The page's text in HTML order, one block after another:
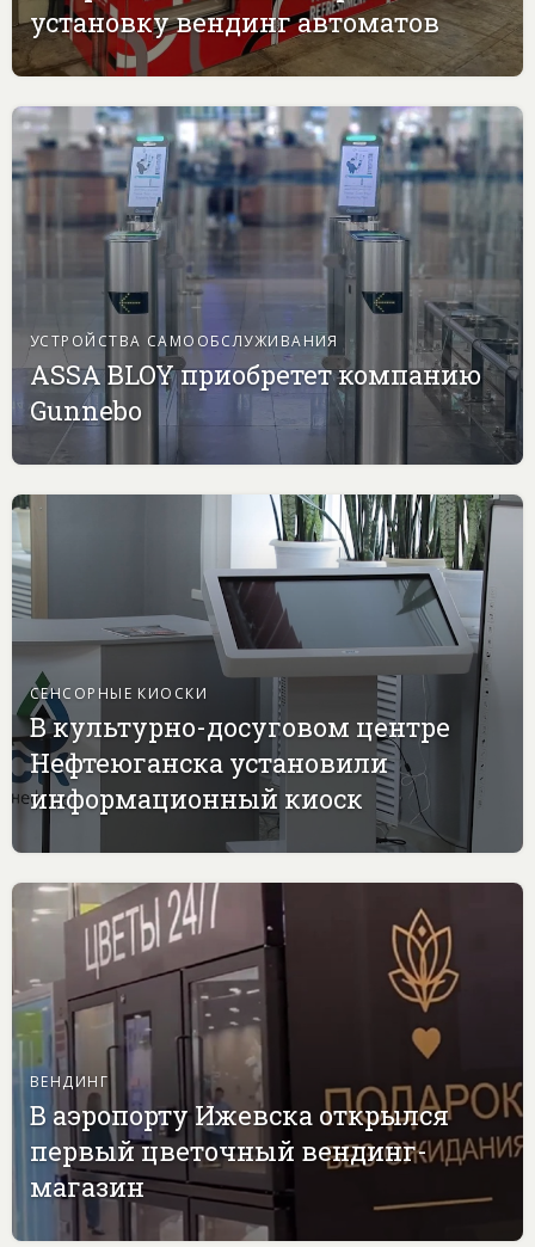
установку вендинг автоматов
УСТРОЙСТВА САМООБСЛУЖИВАНИЯ
ASSA BLOY приобретет компанию
Gunnebo
СЕНСОРНЫЕ КИОСКИ
В культурно-досуговом центре
Нефтеюганска установили
информационный киоск
ВЕНДИНГ
В аэропорту Ижевска открылся
первый цветочный вендинг-
магазин